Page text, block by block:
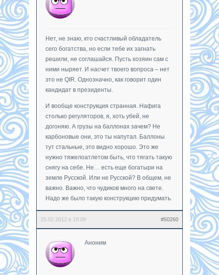
Нет, не знаю, кто счастливый обладатель
сего богатства, но если тебе их загнать
решили, не соглашайся. Пусть хозяин сам с
ними ныряет. И насчет твоего вопроса – нет
это не QIR. Однозначно, как говорит один
кандидат в президенты.
И вообще конструкция странная. Нафига
столько регуляторов, я, хоть убей, не
догоняю. А грузы на баллонах зачем? Не
карбоновые они, это ты напутал. Баллоны
тут стальные, это видно хорошо. Это же
нужно тяжелоатлетом быть, что тягать такую
снягу на себе. Не… есть еще богатыри на
земле Русской. Или не Русской? В общем, не
важно. Важно, что чудиков много на свете.
Надо же было такую конструкцию придумать.
25.02.2012 в 18:09 #50260
Аноним